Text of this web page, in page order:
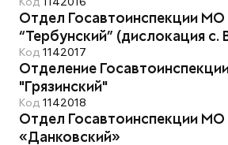
Отдел Госавтоинспекции
“Тербунский” (дислокация с.
Код 1142017
Отделение
"Грязинский"
Код 1142018
Отдел Госавтоинспекции
«Данковский»